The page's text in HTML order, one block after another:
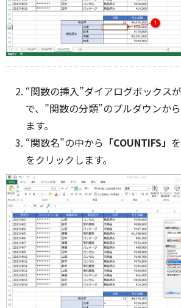
“関数の挿入”ダイアログボックス
で、”関数の分類”のプルダウンから
ます。
“関数名”の中から 「COUNTIFS」
をクリックします。